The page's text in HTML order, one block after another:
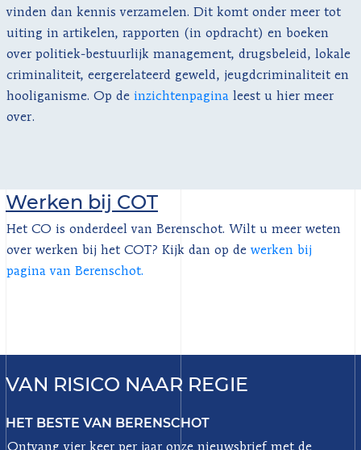
vinden dan kennis verzamelen. Dit komt onder meer tot
uiting in artikelen, rapporten (in opdracht) en boeken
over politiek-bestuurlijk management, drugsbeleid, lokale
criminaliteit, eergerelateerd geweld, jeugdcriminaliteit en
hooliganisme. Op de inzichtenpagina leest u hier meer
over.
Werken bij COT
Het CO is onderdeel van Berenschot. Wilt u meer weten
over werken bij het COT? Kijk dan op de werken bij
pagina van Berenschot.
VAN RISICO NAAR REGIE
HET BESTE VAN BERENSCHOT